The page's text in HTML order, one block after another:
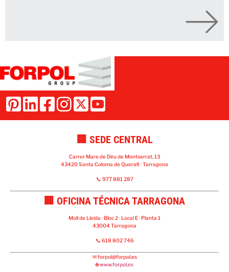
🏢 SEDE CENTRAL
Carrer Mare de Déu de Montserrat, 13
43420 Santa Coloma de Queralt · Tarragona
📞 977 881 287
🏢 OFICINA TÉCNICA TARRAGONA
Moll de Lleida · Bloc 2 · Local E · Planta 1
43004 Tarragona
📞 618 802 746
✉forpol@forpol.es
🌐www.forpol.es